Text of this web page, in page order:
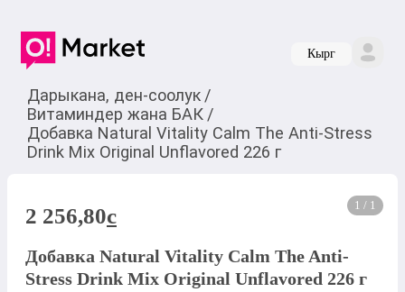
Кырг
Дарыкана, ден-соолук /
Витаминдер жана БАК /
Добавка Natural Vitality Calm The Anti-Stress
Drink Mix Original Unflavored 226 г
1 / 1
2 256,80c
Добавка Natural Vitality Calm The Anti-
Stress Drink Mix Original Unflavored 226 г